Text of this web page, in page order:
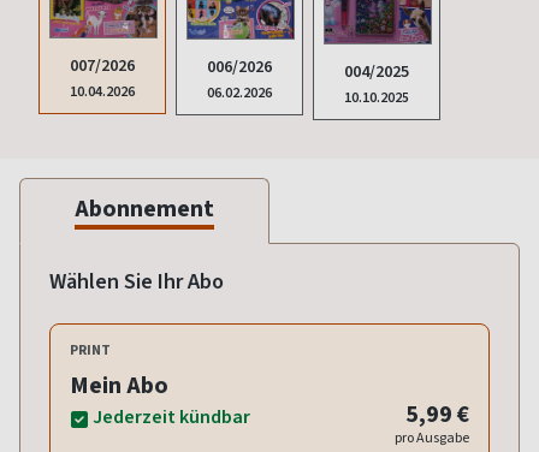
007/2026
10.04.2026
006/2026
06.02.2026
004/2025
10.10.2025
Abonnement
Wählen Sie Ihr Abo
PRINT
Mein Abo
Jederzeit kündbar 5,99 €
pro Ausgabe